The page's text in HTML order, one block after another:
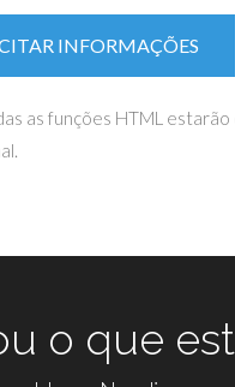
INFORMAÇÕES
as funções HTML
o que